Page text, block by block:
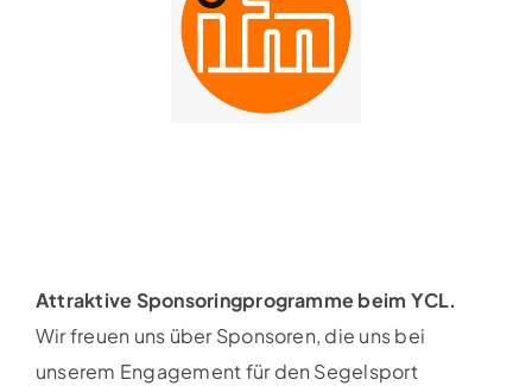
Attraktive Sponsoringprogramme beim YCL.
Wir freuen uns über Sponsoren, die uns bei
unserem Engagement für den Segelsport